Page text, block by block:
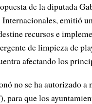
de la diputada
emitió
recursos e
de limpieza de
afectando los
no se ha autorizado
que los